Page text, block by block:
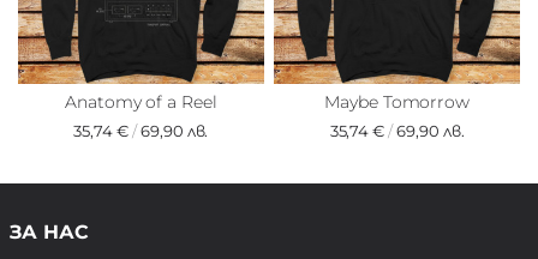
Anatomy of a Reel
35,74 €/69,90 лв.
Maybe Tomorrow
35,74 €/69,90 лв.
ЗА НАС